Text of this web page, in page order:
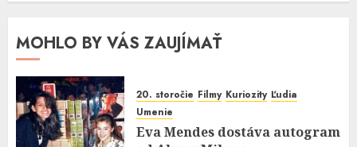
MOHLO BY VÁS ZAUJÍMAŤ
20. storočie Filmy Kuriozity Ľudia
Umenie
Eva Mendes dostáva autogram